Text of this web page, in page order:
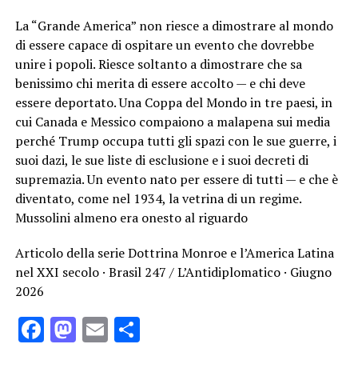
La “Grande America” non riesce a dimostrare al mondo
di essere capace di ospitare un evento che dovrebbe
unire i popoli. Riesce soltanto a dimostrare che sa
benissimo chi merita di essere accolto — e chi deve
essere deportato. Una Coppa del Mondo in tre paesi, in
cui Canada e Messico compaiono a malapena sui media
perché Trump occupa tutti gli spazi con le sue guerre, i
suoi dazi, le sue liste di esclusione e i suoi decreti di
supremazia. Un evento nato per essere di tutti — e che è
diventato, come nel 1934, la vetrina di un regime.
Mussolini almeno era onesto al riguardo
Articolo della serie Dottrina Monroe e l’America Latina
nel XXI secolo · Brasil 247 / L’Antidiplomatico · Giugno
2026
Facebook
Mastodon
EmailCondividi